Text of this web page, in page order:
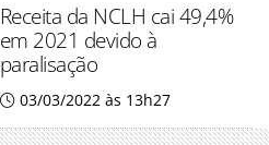
Receita da NCLH cai 49,4%
em 2021 devido à
paralisação
03/03/2022 às 13h27